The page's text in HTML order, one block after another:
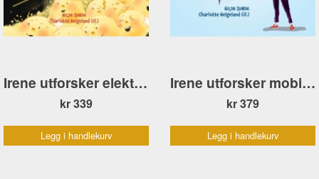
Irene utforsker elektrisk strøm
kr 339
Legg i handlekurv
Irene utforsker mobiltelefonen
kr 379
Legg i handlekurv